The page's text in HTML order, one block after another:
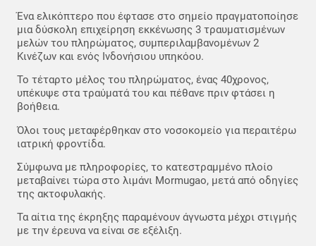
Ένα ελικόπτερο που έφτασε στο σημείο πραγματοποίησε
μια δύσκολη επιχείρηση εκκένωσης 3 τραυματισμένων
μελών του πληρώματος, συμπεριλαμβανομένων 2
Κινέζων και ενός Ινδονήσιου υπηκόου.
Το τέταρτο μέλος του πληρώματος, ένας 40χρονος,
υπέκυψε στα τραύματά του και πέθανε πριν φτάσει η
βοήθεια.
Όλοι τους μεταφέρθηκαν στο νοσοκομείο για περαιτέρω
ιατρική φροντίδα.
Σύμφωνα με πληροφορίες, το κατεστραμμένο πλοίο
μεταβαίνει τώρα στο λιμάνι Mormugao, μετά από οδηγίες
της ακτοφυλακής.
Τα αίτια της έκρηξης παραμένουν άγνωστα μέχρι στιγμής
με την έρευνα να είναι σε εξέλιξη.